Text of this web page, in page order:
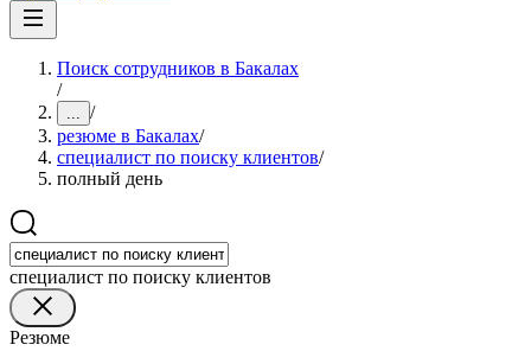
Поиск сотрудников в Бакалах
/
... /
резюме в Бакалах/
специалист по поиску клиентов/
полный день
специалист по поиску клиентов
Резюме